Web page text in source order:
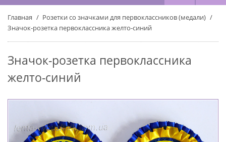
Главная
Розетки со значками для первоклассников (медали)
Значок-розетка первоклассника желто-синий
Значок-розетка первоклассника
желто-синий